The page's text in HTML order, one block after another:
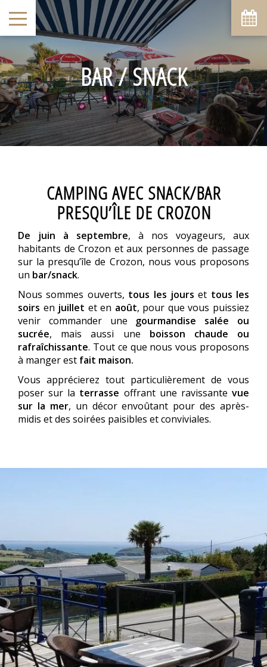
BAR / SNACK
CAMPING AVEC SNACK/BAR
PRESQU’ÎLE DE CROZON
De juin à septembre, à nos voyageurs, aux
habitants de Crozon et aux personnes de passage
sur la presqu’île de Crozon, nous vous proposons
un bar/snack.
Nous sommes ouverts, tous les jours et tous les
soirs en juillet et en août, pour que vous puissiez
venir commander une gourmandise salée ou
sucrée, mais aussi une boisson chaude ou
rafraîchissante. Tout ce que nous vous proposons
à manger est fait maison.
Vous apprécierez tout particulièrement de vous
poser sur la terrasse offrant une ravissantevue
sur la mer, un décor envoûtant pour des après-
midis et des soirées paisibles et conviviales.